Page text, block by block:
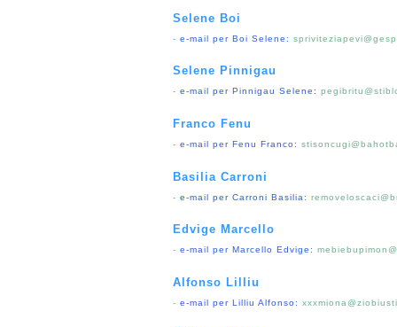
Selene Boi
- e-mail per Boi Selene:
Selene Pinnigau
- e-mail per Pinnigau Selene:
Franco Fenu
- e-mail per Fenu Franco:
Basilia Carroni
- e-mail per Carroni Basilia:
Edvige Marcello
- e-mail per Marcello Edvige:
Alfonso Lilliu
- e-mail per Lilliu Alfonso: